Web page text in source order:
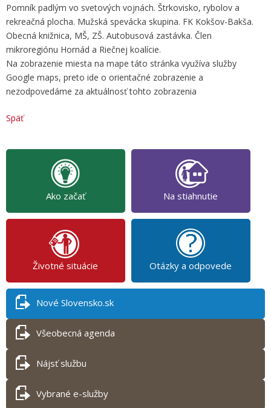
Pomník padlým vo svetových vojnách. Štrkovisko, rybolov a
rekreačná plocha. Mužská spevácka skupina. FK Kokšov-Bakša.
Obecná knižnica, MŠ, ZŠ. Autobusová zastávka. Člen
mikroregiónu Hornád a Riečnej koalície.
Na zobrazenie miesta na mape táto stránka využíva služby
Google maps, preto ide o orientačné zobrazenie a
nezodpovedáme za aktuálnosť tohto zobrazenia
Späť
Ako začať Na stiahnutie
Životné situácie Otázky a odpovede
Nové Slovensko.sk
Všeobecná agenda
Nájsť službu
Vybrané e-služby